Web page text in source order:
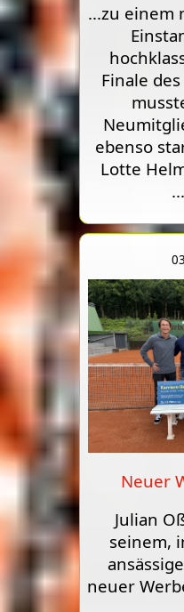
...zu einem
Finale
ebenso
Lotte
Neuer
Julian
seinem,
neuer